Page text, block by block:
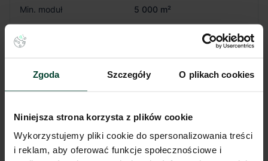
Zgoda Szczegóły O plikach cookies
Niniejsza strona korzysta z plików cookie
Wykorzystujemy pliki cookie do spersonalizowania treści
i reklam, aby oferować funkcje społecznościowe i
Min. moduł
5 000 m²
Powierzchnia biurowa
Siatka słupów
12x22.5 m
Doki przeładunkowe
Tak
Świetliki
Tak
Klapy dymowe
Tak
Tryskacze